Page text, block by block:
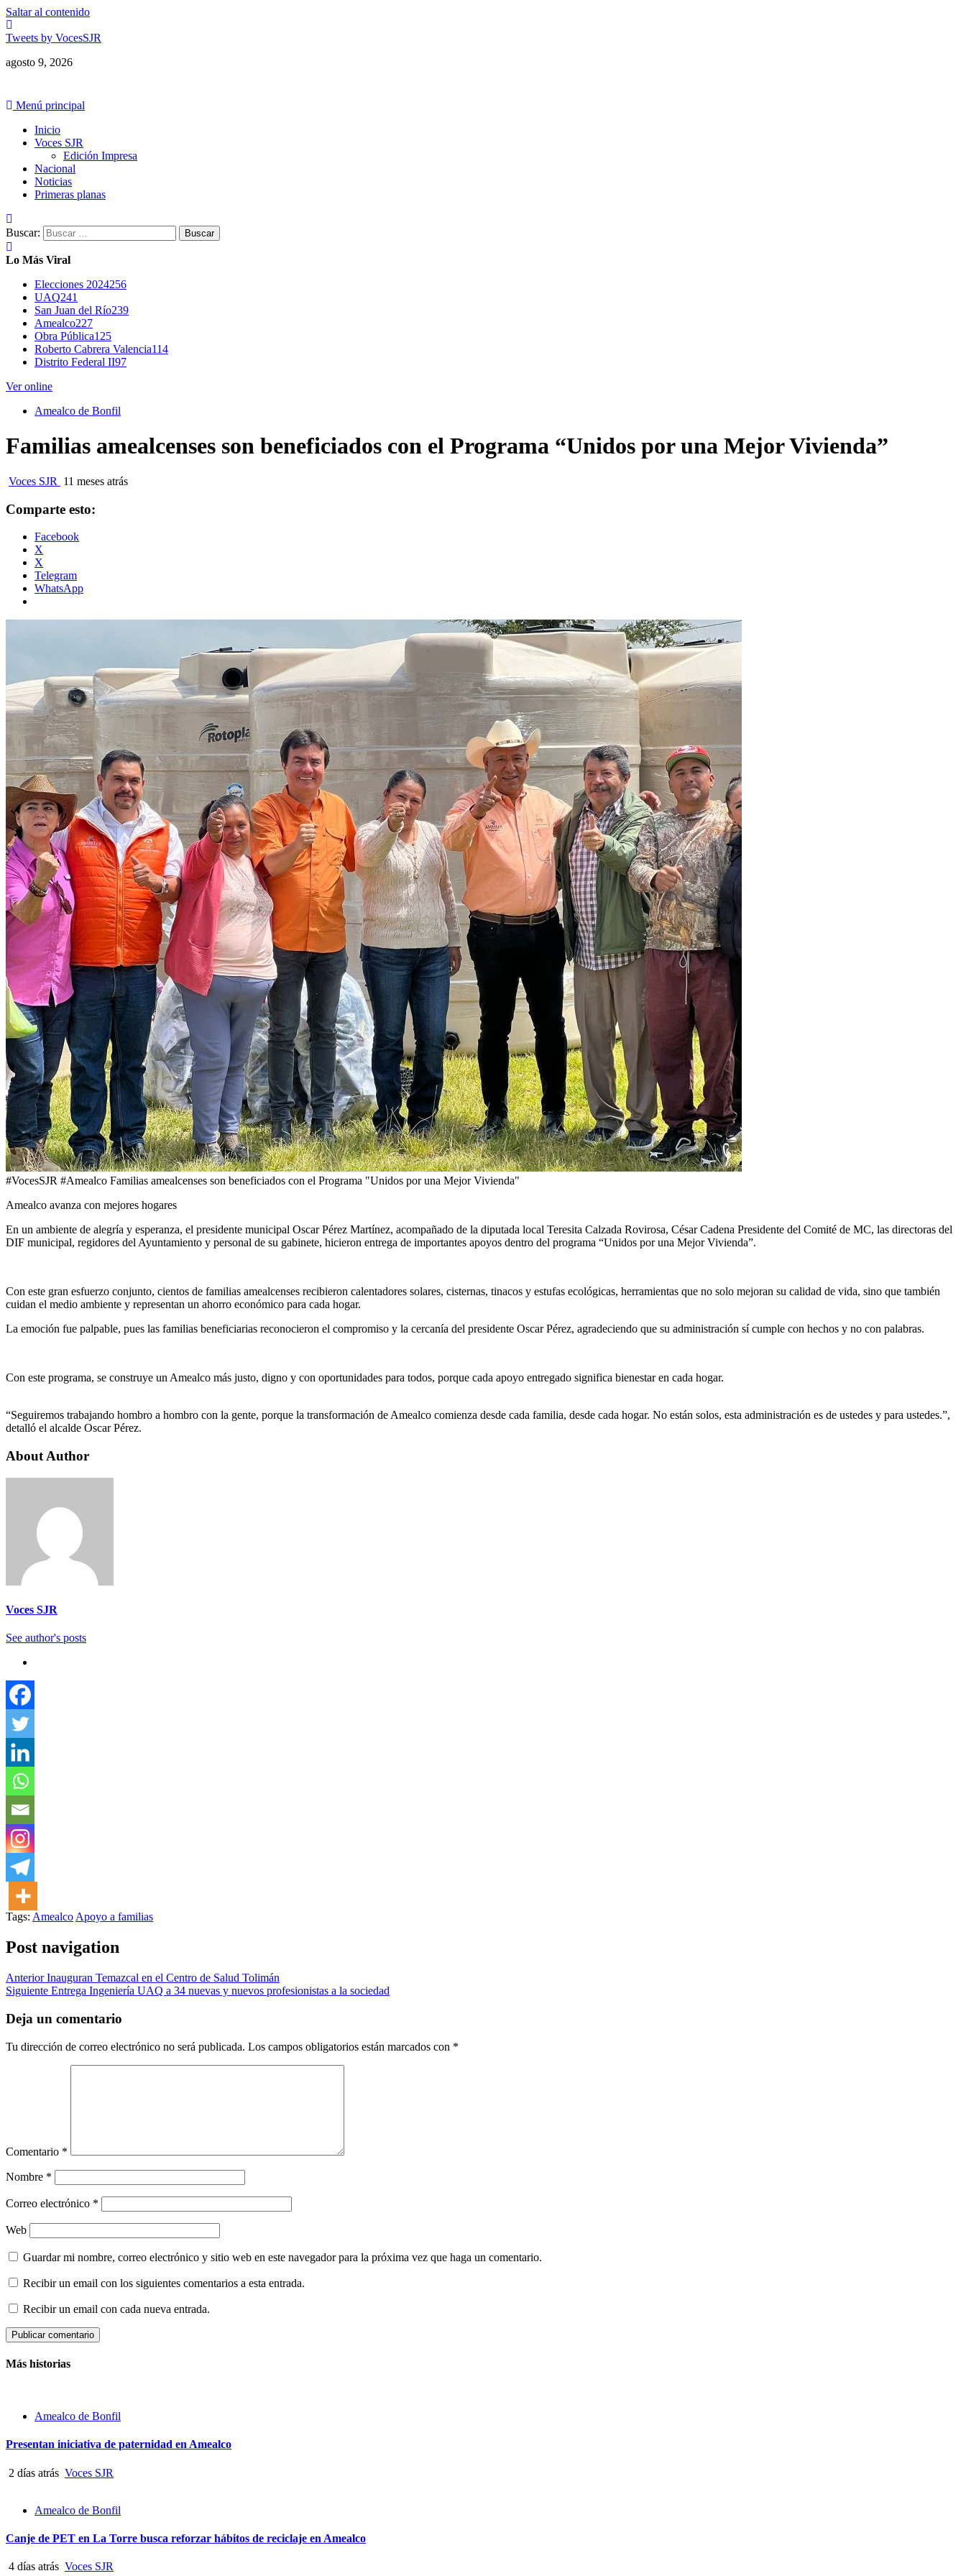
Saltar al contenido
Tweets by VocesSJR
agosto 9, 2026
Menú principal
Inicio
Voces SJR
Edición Impresa
Nacional
Noticias
Primeras planas
Buscar:
Lo Más Viral
Elecciones 2024256
UAQ241
San Juan del Río239
Amealco227
Obra Pública125
Roberto Cabrera Valencia114
Distrito Federal II97
Ver online
Amealco de Bonfil
Familias amealcenses son beneficiados con el Programa “Unidos por una Mejor Vivienda”
Voces SJR 11 meses atrás
Comparte esto:
Facebook
X
X
Telegram
WhatsApp
#VocesSJR #Amealco Familias amealcenses son beneficiados con el Programa "Unidos por una Mejor Vivienda"
Amealco avanza con mejores hogares
En un ambiente de alegría y esperanza, el presidente municipal Oscar Pérez Martínez, acompañado de la diputada local Teresita Calzada Rovirosa, César Cadena Presidente del Comité de MC, las directoras del
DIF municipal, regidores del Ayuntamiento y personal de su gabinete, hicieron entrega de importantes apoyos dentro del programa “Unidos por una Mejor Vivienda”.
Con este gran esfuerzo conjunto, cientos de familias amealcenses recibieron calentadores solares, cisternas, tinacos y estufas ecológicas, herramientas que no solo mejoran su calidad de vida, sino que también
cuidan el medio ambiente y representan un ahorro económico para cada hogar.
La emoción fue palpable, pues las familias beneficiarias reconocieron el compromiso y la cercanía del presidente Oscar Pérez, agradeciendo que su administración sí cumple con hechos y no con palabras.
Con este programa, se construye un Amealco más justo, digno y con oportunidades para todos, porque cada apoyo entregado significa bienestar en cada hogar.
“Seguiremos trabajando hombro a hombro con la gente, porque la transformación de Amealco comienza desde cada familia, desde cada hogar. No están solos, esta administración es de ustedes y para ustedes.”,
detalló el alcalde Oscar Pérez.
About Author
Voces SJR
See author's posts
Tags: Amealco Apoyo a familias
Post navigation
AnteriorInauguran Temazcal en el Centro de Salud Tolimán
Siguiente Entrega Ingeniería UAQ a 34 nuevas y nuevos profesionistas a la sociedad
Deja un comentario
Tu dirección de correo electrónico no será publicada. Los campos obligatorios están marcados con *
Comentario *
Nombre *
Correo electrónico *
Web
Guardar mi nombre, correo electrónico y sitio web en este navegador para la próxima vez que haga un comentario.
Recibir un email con los siguientes comentarios a esta entrada.
Recibir un email con cada nueva entrada.
Más historias
Amealco de Bonfil
Presentan iniciativa de paternidad en Amealco
2 días atrás Voces SJR
Amealco de Bonfil
Canje de PET en La Torre busca reforzar hábitos de reciclaje en Amealco
4 días atrás Voces SJR